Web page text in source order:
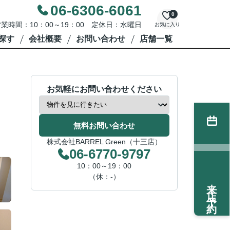
06-6306-6061
時間：10：00～19：00 定休日：水曜日 お気に入り
0
す 会社概要 お問い合わせ 店舗一覧
お気軽にお問い合わせください
無料お問い合わせ
株式会社BARREL Green（十三店）
06-6770-9797
10：00～19：00
（休：-）
来店予約